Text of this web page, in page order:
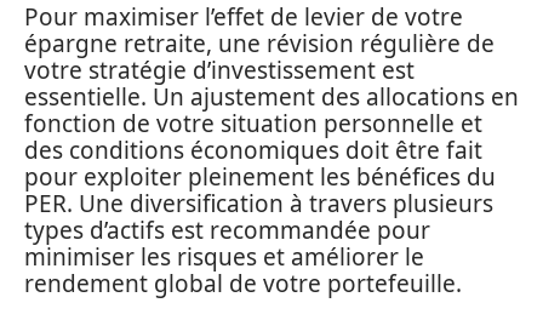
Pour maximiser l’effet de levier de votre
épargne retraite, une révision régulière de
votre stratégie d’investissement est
essentielle. Un ajustement des allocations en
fonction de votre situation personnelle et
des conditions économiques doit être fait
pour exploiter pleinement les bénéfices du
PER. Une diversification à travers plusieurs
types d’actifs est recommandée pour
minimiser les risques et améliorer le
rendement global de votre portefeuille.